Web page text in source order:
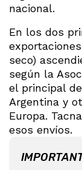
nacional.
En los dos
seco)
según la
el principal
Argentina y
Europa.
esos envíos.